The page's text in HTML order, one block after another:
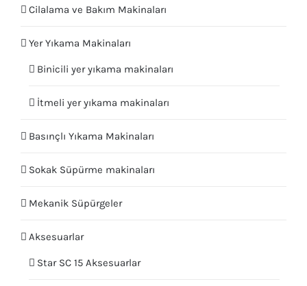
Cilalama ve Bakım Makinaları
Yer Yıkama Makinaları
Binicili yer yıkama makinaları
İtmeli yer yıkama makinaları
Basınçlı Yıkama Makinaları
Sokak Süpürme makinaları
Mekanik Süpürgeler
Aksesuarlar
Star SC 15 Aksesuarlar